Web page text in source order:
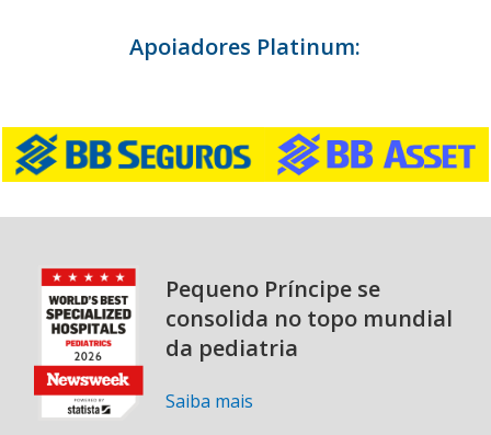
Apoiadores Platinum:
Pequeno Príncipe se
consolida no topo mundial
da pediatria
Saiba mais